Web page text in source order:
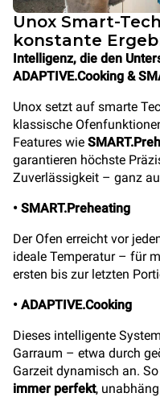
Unox Smart-
konstante
Intelligenz, die den
ADAPTIVE.Cooking &
Unox setzt auf smarte
klassische
Features wie
garantieren höchste
Zuverlässigkeit – ganz
• SMART.Preheating
Der Ofen erreicht vor
ideale Temperatur – für
ersten bis zur letzten
• ADAPTIVE.Cooking
Dieses intelligente
Garraum – etwa durch
Garzeit dynamisch an.
immer perfekt,